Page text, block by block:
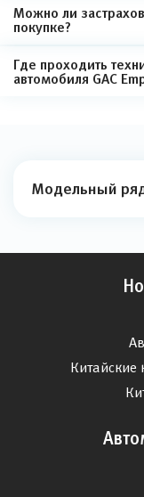
Можно ли
покупке?
Где проходить
автомобиля GAC
Модельный
Китайские